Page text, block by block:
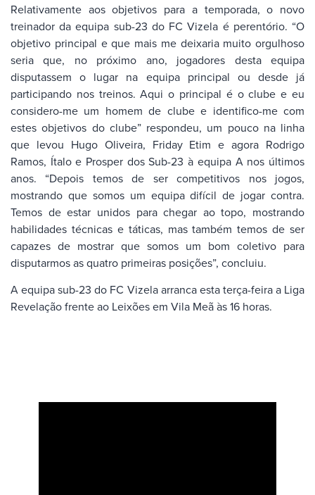
Relativamente aos objetivos para a temporada, o novo
treinador da equipa sub-23 do FC Vizela é perentório. “O
objetivo principal e que mais me deixaria muito orgulhoso
seria que, no próximo ano, jogadores desta equipa
disputassem o lugar na equipa principal ou desde já
participando nos treinos. Aqui o principal é o clube e eu
considero-me um homem de clube e identifico-me com
estes objetivos do clube” respondeu, um pouco na linha
que levou Hugo Oliveira, Friday Etim e agora Rodrigo
Ramos, Ítalo e Prosper dos Sub-23 à equipa A nos últimos
anos. “Depois temos de ser competitivos nos jogos,
mostrando que somos um equipa difícil de jogar contra.
Temos de estar unidos para chegar ao topo, mostrando
habilidades técnicas e táticas, mas também temos de ser
capazes de mostrar que somos um bom coletivo para
disputarmos as quatro primeiras posições”, concluiu.
A equipa sub-23 do FC Vizela arranca esta terça-feira a Liga
Revelação frente ao Leixões em Vila Meã às 16 horas.